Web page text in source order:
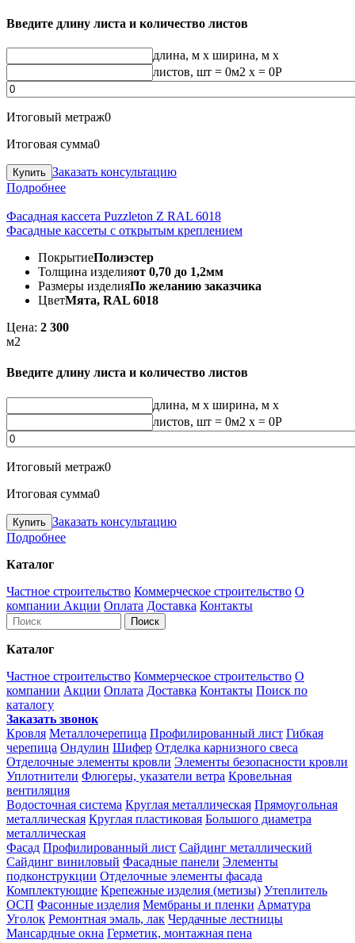
Введите длину листа и количество листов
длина, м x ширина, м x
листов, шт = 0м2 x = 0Р
Итоговый метраж0
Итоговая сумма0
Заказать консультацию
Подробнее
Фасадная кассета Puzzleton Z RAL 6018
Фасадные кассеты с открытым креплением
ПокрытиеПолиэстер
Толщина изделияот 0,70 до 1,2мм
Размеры изделияПо желанию заказчика
ЦветМята, RAL 6018
Цена: 2 300
м2
Введите длину листа и количество листов
длина, м x ширина, м x
листов, шт = 0м2 x = 0Р
Итоговый метраж0
Итоговая сумма0
Заказать консультацию
Подробнее
Каталог
Частное строительство Коммерческое строительство О
компании Акции Оплата Доставка Контакты
Каталог
Частное строительство Коммерческое строительство О
компании Акции Оплата Доставка Контакты Поиск по
каталогу
Заказать звонок
Кровля Металлочерепица Профилированный лист Гибкая
черепица Ондулин Шифер Отделка карнизного свеса
Отделочные элементы кровли Элементы безопасности кровли
Уплотнители Флюгеры, указатели ветра Кровельная
вентиляция
Водосточная система Круглая металлическая Прямоугольная
металлическая Круглая пластиковая Большого диаметра
металлическая
Фасад Профилированный лист Сайдинг металлический
Сайдинг виниловый Фасадные панели Элементы
подконструкции Отделочные элементы фасада
Комплектующие Крепежные изделия (метизы) Утеплитель
ОСП Фасонные изделия Мембраны и пленки Арматура
Уголок Ремонтная эмаль, лак Чердачные лестницы
Мансардные окна Герметик, монтажная пена